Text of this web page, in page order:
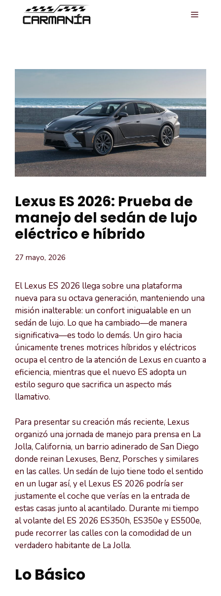
MENÚ
Lexus ES 2026: Prueba de
manejo del sedán de lujo
eléctrico e híbrido
27 mayo, 2026
El Lexus ES 2026 llega sobre una plataforma
nueva para su octava generación, manteniendo una
misión inalterable: un confort inigualable en un
sedán de lujo. Lo que ha cambiado—de manera
significativa—es todo lo demás. Un giro hacia
únicamente trenes motrices híbridos y eléctricos
ocupa el centro de la atención de Lexus en cuanto a
eficiencia, mientras que el nuevo ES adopta un
estilo seguro que sacrifica un aspecto más
llamativo.
Para presentar su creación más reciente, Lexus
organizó una jornada de manejo para prensa en La
Jolla, California, un barrio adinerado de San Diego
donde reinan Lexuses, Benz, Porsches y similares
en las calles. Un sedán de lujo tiene todo el sentido
en un lugar así, y el Lexus ES 2026 podría ser
justamente el coche que verías en la entrada de
estas casas junto al acantilado. Durante mi tiempo
al volante del ES 2026 ES350h, ES350e y ES500e,
pude recorrer las calles con la comodidad de un
verdadero habitante de La Jolla.
Lo Básico